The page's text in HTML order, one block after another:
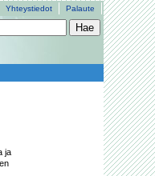
Yhteystiedot Palaute
ja